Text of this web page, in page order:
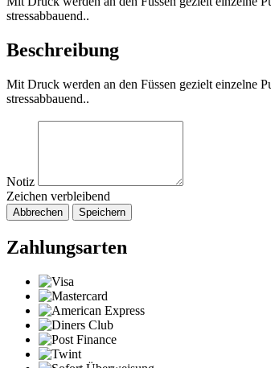
stressabbauend..
Beschreibung
Mit Druck werden an den Füssen gezielt einzelne
stressabbauend..
Notiz
Zeichen verbleibend
Abbrechen Speichern
Zahlungsarten